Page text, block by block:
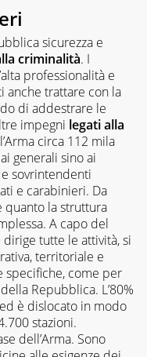
sicurezza e
criminalità. I
professionalità e
anche trattare con la
di addestrare le
impegni legati alla
circa 112 mila
generali sino ai
sovrintendenti
e carabinieri. Da
la struttura
A capo del
tutte le attività, si
territoriale e
specifiche, come per
Repubblica. L’80%
è dislocato in modo
stazioni.
dell’Arma. Sono